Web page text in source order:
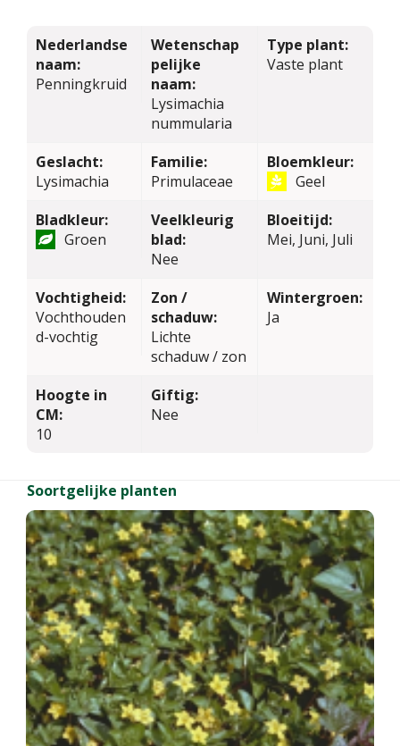
Nederlandse
naam:
Penningkruid
Wetenschap
pelijke
naam:
Lysimachia
nummularia
Type plant:
Vaste plant
Geslacht:
Lysimachia
Familie:
Primulaceae
Bloemkleur:
Geel
Bladkleur:
Groen
Veelkleurig
blad:
Nee
Bloeitijd:
Mei, Juni, Juli
Vochtigheid:
Vochthouden
d-vochtig
Zon /
schaduw:
Lichte
schaduw / zon
Wintergroen:
Ja
Hoogte in
CM:
10
Giftig:
Nee
Soortgelijke planten